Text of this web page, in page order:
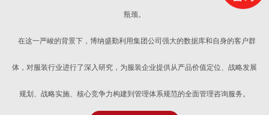
瓶颈。
在这一严峻的背景下，博纳盛勤利用集团公司强大的数据库和自身的客户群
体，对服装行业进行了深入研究，为服装企业提供从产品价值定位、战略发展
规划、战略实施、核心竞争力构建到管理体系规范的全面管理咨询服务。